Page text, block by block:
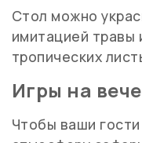
Стол можно
имитацией травы
тропических
Игры на
Чтобы ваши